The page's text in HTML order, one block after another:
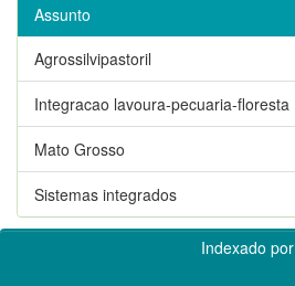
Assunto
Agrossilvipastoril
Integracao lavoura-pecuaria-floresta
Mato Grosso
Sistemas integrados
Indexado por